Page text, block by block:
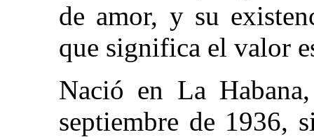
de amor, y su
que significa el valor
Nació en La
septiembre de 1936,